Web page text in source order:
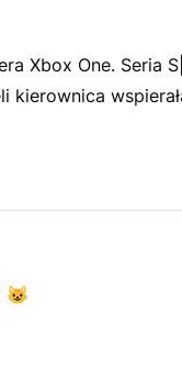
Xbox One. Seria
kierownica
😺